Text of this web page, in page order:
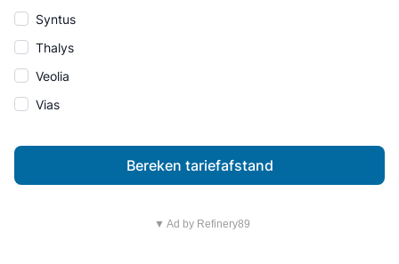
Syntus
Thalys
Veolia
Vias
Bereken tariefafstand
▼ Ad by Refinery89